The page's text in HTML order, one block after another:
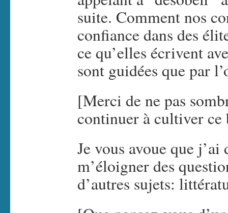
suite. Comment nos
confiance dans des
ce qu’elles écrivent
sont guidées que par
[Merci de ne pas
continuer à cultiver
Je vous avoue que
m’éloigner des
d’autres sujets: